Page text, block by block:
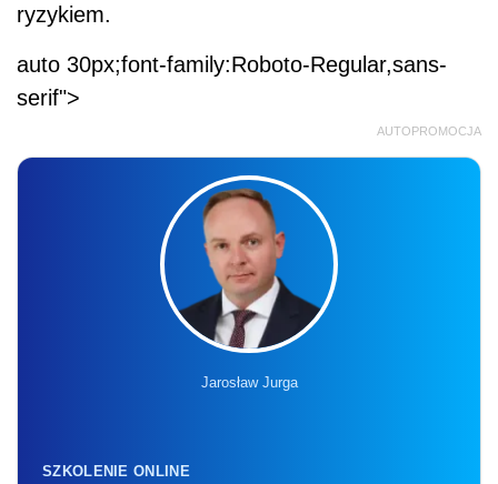
ryzykiem.
auto 30px;font-family:Roboto-Regular,sans-
serif">
AUTOPROMOCJA
Jarosław Jurga
SZKOLENIE ONLINE